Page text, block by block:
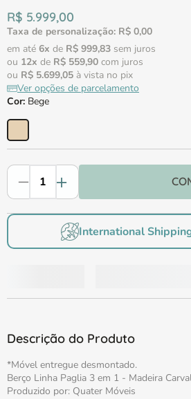
R$ 5.999,00
Taxa de personalização: R$ 0,00
em até 6x de R$ 999,83 sem juros
ou 12x de R$ 559,90 com juros
ou R$ 5.699,05 à vista no pix
Ver opções de parcelamento
Cor: Bege
International
Descrição do Produto
*Móvel entregue desmontado.
Berço Linha Paglia 3 em 1 - Madeira
Produzido por: Quater Móveis